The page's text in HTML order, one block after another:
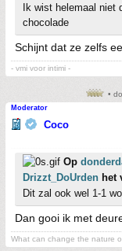
Ik wist helemaal niet
chocolade
Schijnt dat ze zelfs
- vmi voor intimi -
•
Moderator
Coco
Op
Drizzt_DoUrden het
Dit zal ook wel 1-1
Dan gooi ik met
What can change the nature